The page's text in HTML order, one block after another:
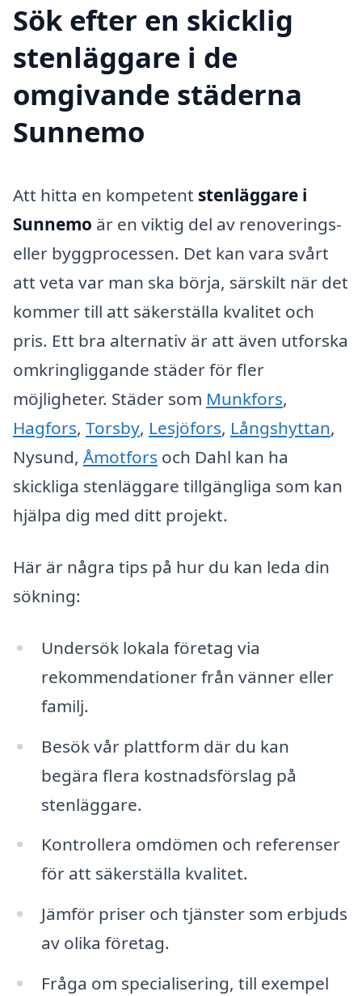
Sök efter en skicklig
stenläggare i de
omgivande städerna
Sunnemo
Att hitta en kompetent stenläggare i
Sunnemo är en viktig del av renoverings-
eller byggprocessen. Det kan vara svårt
att veta var man ska börja, särskilt när det
kommer till att säkerställa kvalitet och
pris. Ett bra alternativ är att även utforska
omkringliggande städer för fler
möjligheter. Städer som Munkfors,
Hagfors, Torsby, Lesjöfors, Långshyttan,
Nysund, Åmotfors och Dahl kan ha
skickliga stenläggare tillgängliga som kan
hjälpa dig med ditt projekt.
Här är några tips på hur du kan leda din
sökning:
Undersök lokala företag via
rekommendationer från vänner eller
familj.
Besök vår plattform där du kan
begära flera kostnadsförslag på
stenläggare.
Kontrollera omdömen och referenser
för att säkerställa kvalitet.
Jämför priser och tjänster som erbjuds
av olika företag.
Fråga om specialisering, till exempel